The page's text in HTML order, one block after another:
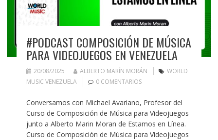
#PODCAST COMPOSICIÓN DE MÚSICA
PARA VIDEOJUEGOS EN VENEZUELA
20/08/2025 ALBERTO MARÍN MORÁN
WORLD
MUSIC VENEZUELA
0 COMENTARIOS
Conversamos con Michael Avariano, Profesor del
Curso de Composición de Música para Videojuegos
junto a Alberto Marin Moran de Estamos en Línea.
Curso de Composición de Música para Videojuegos